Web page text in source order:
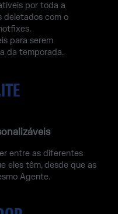
por toda a
deletados com o
para serem
da temporada.
entre as diferentes
eles têm, desde que as
Agente.